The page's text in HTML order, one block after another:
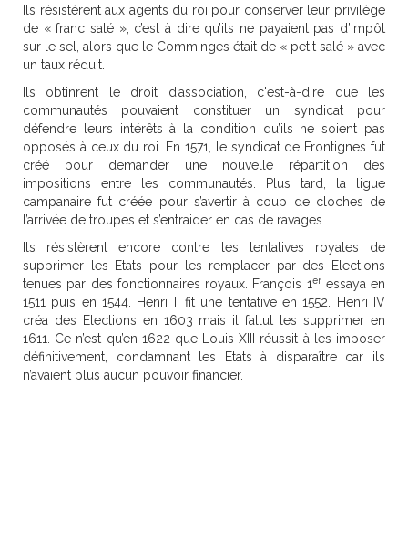
Ils résistèrent aux agents du roi pour conserver leur privilège
de « franc salé », c’est à dire qu’ils ne payaient pas d’impôt
sur le sel, alors que le Comminges était de « petit salé » avec
un taux réduit.
Ils obtinrent le droit d’association, c'est-à-dire que les
communautés pouvaient constituer un syndicat pour
défendre leurs intérêts à la condition qu’ils ne soient pas
opposés à ceux du roi. En 1571, le syndicat de Frontignes fut
créé pour demander une nouvelle répartition des
impositions entre les communautés. Plus tard, la ligue
campanaire fut créée pour s’avertir à coup de cloches de
l’arrivée de troupes et s’entraider en cas de ravages.
Ils résistèrent encore contre les tentatives royales de
supprimer les Etats pour les remplacer par des Elections
tenues par des fonctionnaires royaux. François 1eressaya en
1511 puis en 1544. Henri II fit une tentative en 1552. Henri IV
créa des Elections en 1603 mais il fallut les supprimer en
1611. Ce n’est qu’en 1622 que Louis XIII réussit à les imposer
définitivement, condamnant les Etats à disparaître car ils
n’avaient plus aucun pouvoir financier.